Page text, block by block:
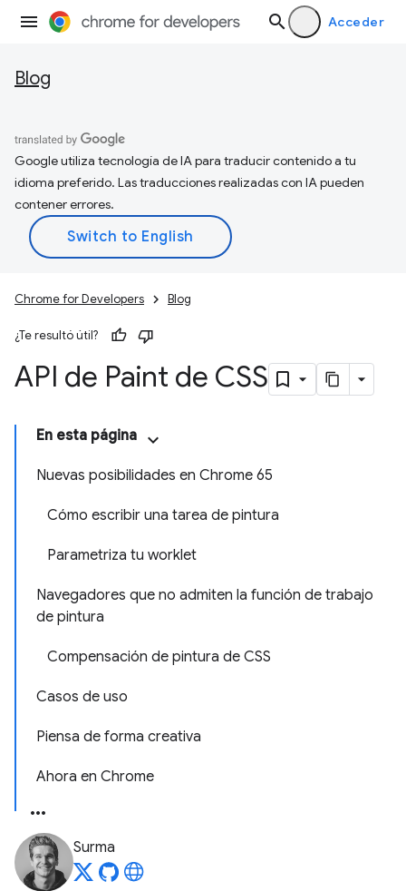
Acceder
Blog
Google utiliza tecnología de IA para traducir contenido a tu
idioma preferido. Las traducciones realizadas con IA pueden
contener errores.
Chrome for Developers Blog
¿Te resultó útil?
API de Paint de CSS
En esta página
Nuevas posibilidades en Chrome 65
Cómo escribir una tarea de pintura
Parametriza tu worklet
Navegadores que no admiten la función de trabajo
de pintura
Compensación de pintura de CSS
Casos de uso
Piensa de forma creativa
Ahora en Chrome
Surma